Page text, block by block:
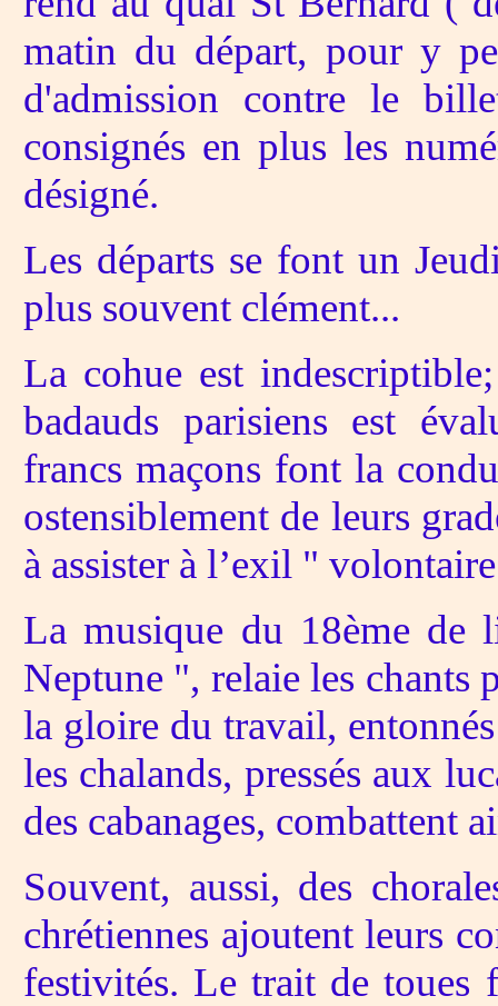
matin du départ, pour y
d'admission contre le
consignés en plus les
désigné.
Les départs se font un
plus souvent clément...
La cohue est
badauds parisiens est
francs maçons font la
ostensiblement de leurs
à assister à l’exil "
La musique du 18ème de
Neptune ", relaie les chants
la gloire du travail,
les chalands, pressés aux
des cabanages, combattent
Souvent, aussi, des
chrétiennes ajoutent leurs
festivités. Le trait de toues